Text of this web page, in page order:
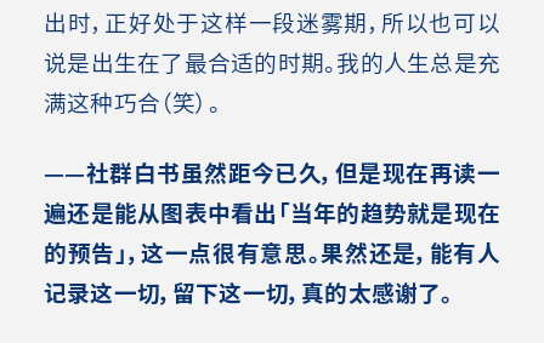
出时，正好处于这样一段迷雾期，所以也可以
说是出生在了最合适的时期。我的人生总是充
满这种巧合（笑） 。
——社群白书虽然距今已久，但是现在再读一
遍还是能从图表中看出「当年的趋势就是现在
的预告」，这一点很有意思。果然还是，能有人
记录这一切，留下这一切，真的太感谢了。